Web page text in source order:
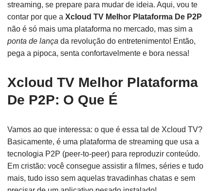
streaming, se prepare para mudar de ideia. Aqui, vou te
contar por que a Xcloud TV Melhor Plataforma De P2P
não é só mais uma plataforma no mercado, mas sim a
ponta de lança da revolução do entretenimento! Então,
pega a pipoca, senta confortavelmente e bora nessa!
Xcloud TV Melhor Plataforma
De P2P: O Que É
Vamos ao que interessa: o que é essa tal de Xcloud TV?
Basicamente, é uma plataforma de streaming que usa a
tecnologia P2P (peer-to-peer) para reproduzir conteúdo.
Em cristão: você consegue assistir a filmes, séries e tudo
mais, tudo isso sem aquelas travadinhas chatas e sem